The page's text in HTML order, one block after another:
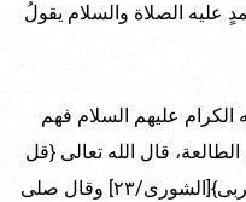
عليه الصلاة والسلام يقولُ
عليهم السلام فهم
قال الله تعالى {قل
لآ أسألُكم عليه أجرًا إلا المودةَ في القربى}[الشورى/٢٣] وقال صلى